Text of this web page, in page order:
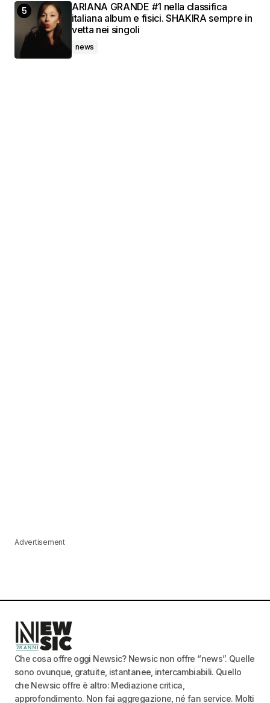
ARIANA GRANDE #1 nella classifica
italiana album e fisici. SHAKIRA sempre in
vetta nei singoli
news
Advertisement
Che cosa offre oggi Newsic? Newsic non offre “news”. Quelle
sono ovunque, gratuite, istantanee, intercambiabili. Quello
che Newsic offre è altro: Mediazione critica,
approfondimento. Non fai aggregazione, né fan service. Molti